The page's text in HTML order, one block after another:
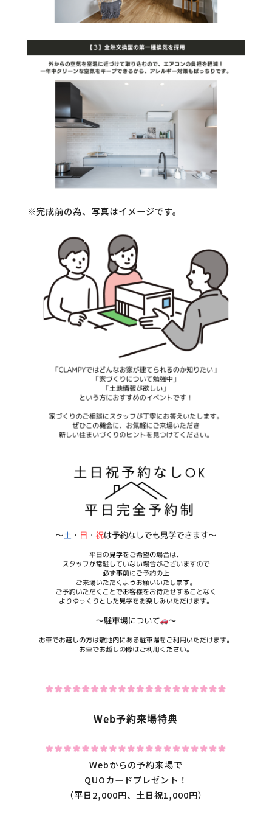
※完成前の為、写真はイメージです。
Web予約来場特典
Webからの予約来場で
QUOカードプレゼント！
（平日2,000円、土日祝1,000円）